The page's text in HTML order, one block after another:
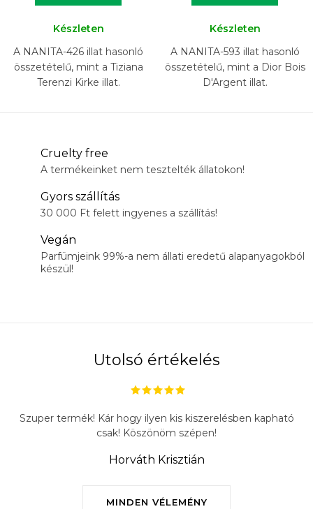
Készleten
A NANITA-426 illat hasonló
összetételű, mint a Tiziana
Terenzi Kirke illat.
Készleten
A NANITA-593 illat hasonló
összetételű, mint a Dior Bois
D'Argent illat.
Cruelty free
A termékeinket nem tesztelték állatokon!
Gyors szállítás
30 000 Ft felett ingyenes a szállítás!
Vegán
Parfümjeink 99%-a nem állati eredetű alapanyagokból
készül!
Utolsó értékelés
MINDEN VÉLEMÉNY
Szuper termék! Kár hogy ilyen kis kiszerelésben kapható
csak! Köszönöm szépen!
Horváth Krisztián